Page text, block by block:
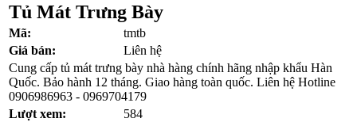
Tủ Mát Trưng Bày
Mã:
tmtb
Giá bán:
Liên hệ
Cung cấp tủ mát trưng bày nhà hàng chính hãng nhập khẩu Hàn
Quốc. Bảo hành 12 tháng. Giao hàng toàn quốc. Liên hệ Hotline
0906986963 - 0969704179
Lượt xem:
584